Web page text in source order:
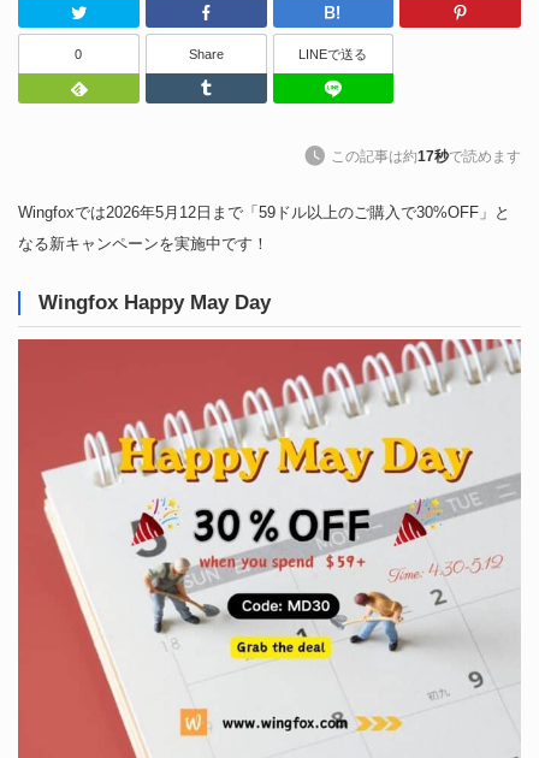
Twitter Facebook はてなブッ
0
Feedly
Share
Tumblr
LINEで送る
この記事は約17秒で読めます
Wingfoxでは2026年5月12日まで「59ドル以上のご購入で30%OFF」と
なる新キャンペーンを実施中です！
Wingfox Happy May Day